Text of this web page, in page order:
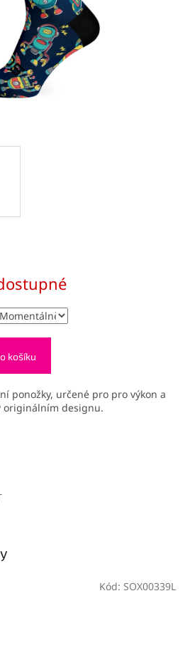
košíku
ponožky, určené pro pro výkon a
originálním designu.
Kód: SOX00339L